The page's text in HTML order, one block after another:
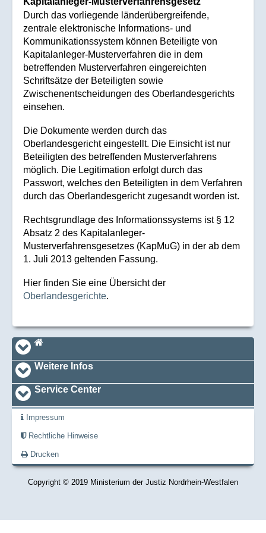
Durch das vorliegende länderübergreifende,
zentrale elektronische Informations- und
Kommunikationssystem können Beteiligte von
Kapitalanleger-Musterverfahren die in dem
betreffenden Musterverfahren eingereichten
Schriftsätze der Beteiligten sowie
Zwischenentscheidungen des Oberlandesgerichts
einsehen.
Die Dokumente werden durch das
Oberlandesgericht eingestellt. Die Einsicht ist nur
Beteiligten des betreffenden Musterverfahrens
möglich. Die Legitimation erfolgt durch das
Passwort, welches den Beteiligten in dem Verfahren
durch das Oberlandesgericht zugesandt worden ist.
Rechtsgrundlage des Informationssystems ist § 12
Absatz 2 des Kapitalanleger-
Musterverfahrensgesetzes (KapMuG) in der ab dem
1. Juli 2013 geltenden Fassung.
Hier finden Sie eine Übersicht der
Oberlandesgerichte.
Navi_footer
Startseite
Weitere Infos
Service Center
Impressum
Rechtliche Hinweise
Drucken
Copyright © 2019 Ministerium der Justiz Nordrhein-Westfalen